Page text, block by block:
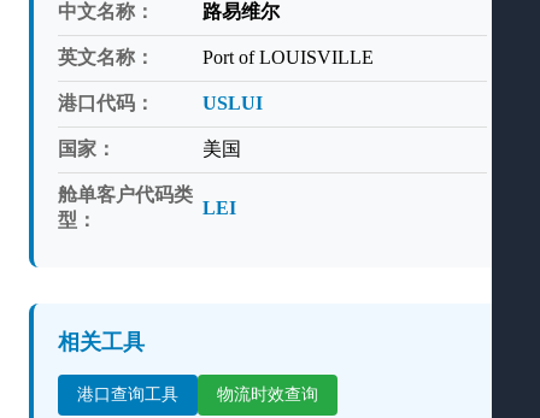
中文名称： 路易维尔
英文名称： Port of LOUISVILLE
港口代码： USLUI
国家： 美国
舱单客户代码类
型：
LEI
相关工具
港口查询工具 物流时效查询